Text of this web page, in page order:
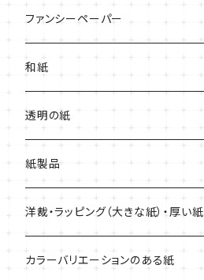
耐水紙・キャストコート紙・ゼッケン
和紙・その他
厚紙
ファンシーペーパー
タント
マーメイド
和紙
透明の紙
紙製品
洋裁・ラッピング（大きな紙）・厚い紙
カラーバリエーションのある紙